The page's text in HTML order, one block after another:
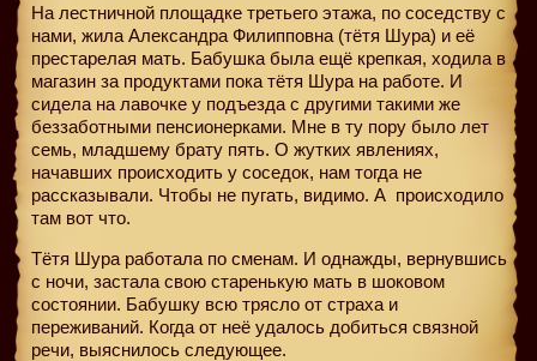
На лестничной площадке третьего этажа, по соседству с
нами, жила Александра Филипповна (тётя Шура) и её
престарелая мать. Бабушка была ещё крепкая, ходила в
магазин за продуктами пока тётя Шура на работе. И
сидела на лавочке у подъезда с другими такими же
беззаботными пенсионерками. Мне в ту пору было лет
семь, младшему брату пять. О жутких явлениях,
начавших происходить у соседок, нам тогда не
рассказывали. Чтобы не пугать, видимо. А происходило
там вот что.
Тётя Шура работала по сменам. И однажды, вернувшись
с ночи, застала свою старенькую мать в шоковом
состоянии. Бабушку всю трясло от страха и
переживаний. Когда от неё удалось добиться связной
речи, выяснилось следующее.